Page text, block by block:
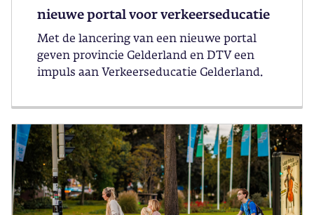
nieuwe portal voor verkeerseducatie
Met de lancering van een nieuwe portal
geven provincie Gelderland en DTV een
impuls aan Verkeerseducatie Gelderland.